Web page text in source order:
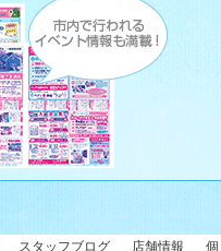
スタッフブログ 店舗情報